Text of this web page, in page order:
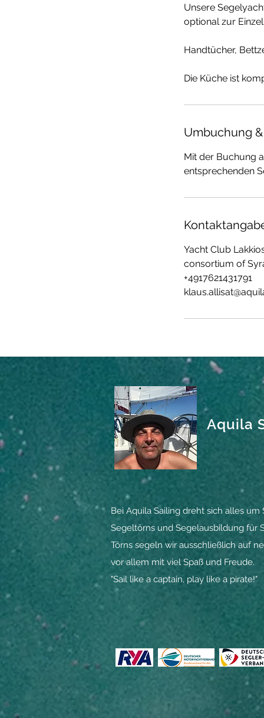
Unsere
optional zur
Handtücher,
Umbuchung
Mit der Buchung
entsprechenden
Yacht Club
consortium of
+4917621431791
Aquila
Bei Aquila Sailing dreht sich alles
Segeltörns und Segelausbildung für
Törns segeln wir ausschließlich auf
vor allem mit viel Spaß und Freude.
"Sail like a captain, play like a pirate!"